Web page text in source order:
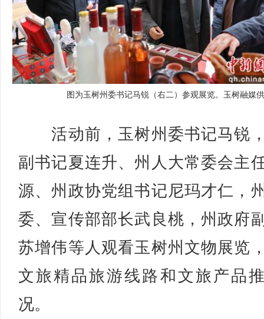
图为玉树州委书记马锐（右二）参观展览。玉树融媒
活动前，玉树州委书记马锐
副书记夏连升、州人大常委会主
源、州政协党组书记尼玛才仁，
委、宣传部部长武良桃，州政府
苏增伟等人观看玉树州文物展览
文旅精品旅游线路和文旅产品
况。